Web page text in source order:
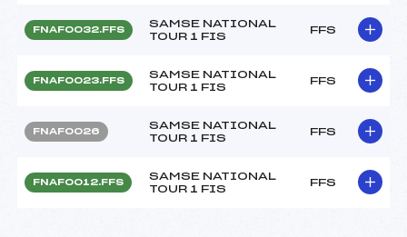
FNAF0032.FFS
SAMSE NATIONAL
TOUR 1 FIS
FFS
FNAF0023.FFS
SAMSE NATIONAL
TOUR 1 FIS
FFS
FNAF0026
SAMSE NATIONAL
TOUR 1 FIS
FFS
FNAF0012.FFS
SAMSE NATIONAL
TOUR 1 FIS
FFS